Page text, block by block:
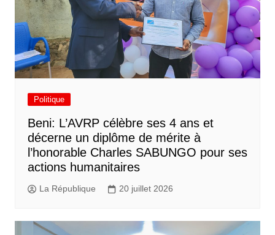
Politique
Beni: L’AVRP célèbre ses 4 ans et
décerne un diplôme de mérite à
l’honorable Charles SABUNGO pour ses
actions humanitaires
La République 20 juillet 2026